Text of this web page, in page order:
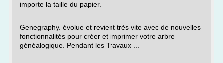
importe la taille du papier.
Genegraphy. évolue et revient très vite avec de nouvelles
fonctionnalités pour créer et imprimer votre arbre
généalogique. Pendant les Travaux ...